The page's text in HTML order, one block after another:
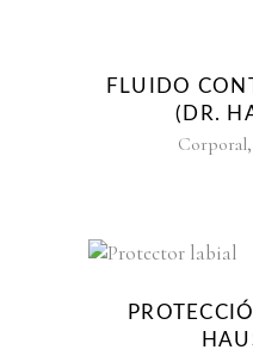
FLUIDO
(DR.
Corporal,